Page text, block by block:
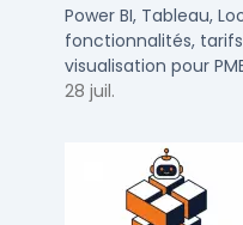
Studio, Tableau
autres
Power BI, Tableau,
fonctionnalités,
visualisation pour
selon votre SI et vos
28 juil.